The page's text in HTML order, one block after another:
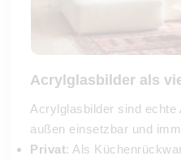
Acrylglasbilder als
Acrylglasbilder sind echte
außen einsetzbar und
Privat: Als